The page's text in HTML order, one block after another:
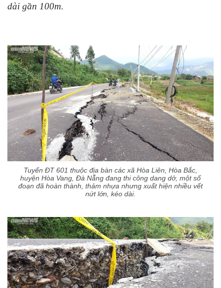
dài gần 100m.
Tuyến ĐT 601 thuộc địa bàn các xã Hòa Liên, Hòa Bắc,
huyện Hòa Vang, Đà Nẵng đang thi công dang dở, một số
đoạn đã hoàn thành, thảm nhựa nhưng xuất hiện nhiều vết
nứt lớn, kéo dài.